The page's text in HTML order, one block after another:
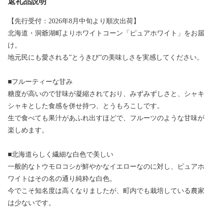
【先行受付：2026年8月中旬より順次出荷】
北海道・洞爺湖町よりホワイトコーン「ピュアホワイト」をお届
け。
地元民にも愛される”とうきび”の美味しさを実感してください。
■フルーティーな甘み
糖度が高いので甘味が凝縮されており、みずみずしさと、シャキ
シャキとした食感を併せ持つ、とうもろこしです。
生で食べても果汁があふれ出すほどで、フルーツのような甘味が
楽しめます。
■北海道らしく繊細な白色で美しい
一般的なトウモロコシが鮮やかなイエローなのに対し、ピュアホ
ワイトはその名の通り純粋な白色。
今でこそ知名度は高くなりましたが、町内でも栽培している農家
は少ないです。